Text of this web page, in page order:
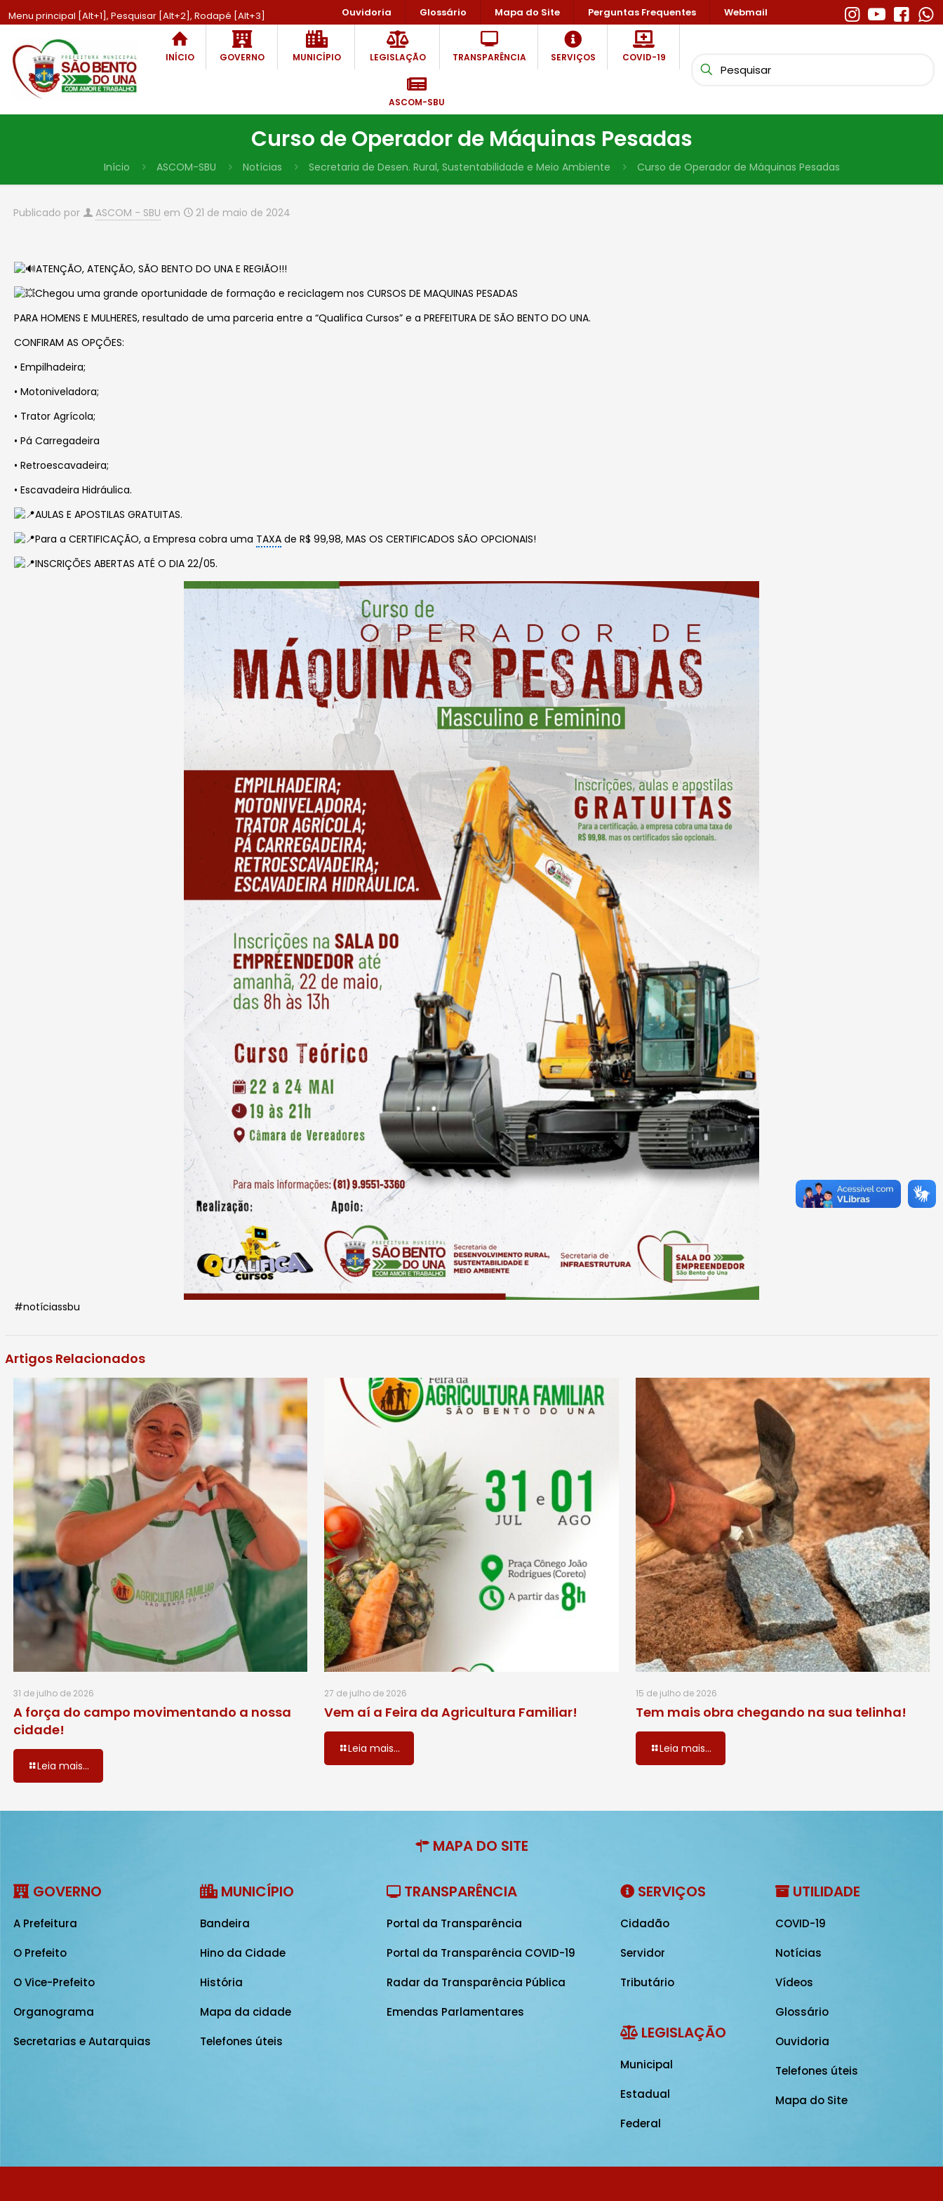
Menu principal [Alt+1], Pesquisar [Alt+2], Rodapé [Alt+3] Ouvidoria Glossário Mapa do Site Perguntas Frequentes Webmail
INÍCIO GOVERNO MUNICÍPIO LEGISLAÇÃO TRANSPARÊNCIA SERVIÇOS COVID-19
ASCOM-SBU
Curso de Operador de Máquinas Pesadas
Início ASCOM-SBU Notícias Secretaria de Desen. Rural, Sustentabilidade e Meio Ambiente Curso de Operador de Máquinas Pesadas
Publicado por ASCOM - SBU em 21 de maio de 2024
ATENÇÃO, ATENÇÃO, SÃO BENTO DO UNA E REGIÃO!!!
Chegou uma grande oportunidade de formação e reciclagem nos CURSOS DE MAQUINAS PESADAS
PARA HOMENS E MULHERES, resultado de uma parceria entre a “Qualifica Cursos” e a PREFEITURA DE SÃO BENTO DO UNA.
CONFIRAM AS OPÇÕES:
• Empilhadeira;
• Motoniveladora;
• Trator Agrícola;
• Pá Carregadeira
• Retroescavadeira;
• Escavadeira Hidráulica.
AULAS E APOSTILAS GRATUITAS.
Para a CERTIFICAÇÃO, a Empresa cobra uma TAXA de R$ 99,98, MAS OS CERTIFICADOS SÃO OPCIONAIS!
INSCRIÇÕES ABERTAS ATÉ O DIA 22/05.
#notíciassbu
Artigos Relacionados
31 de julho de 2026
A força do campo movimentando a nossa
cidade!
Leia mais...
27 de julho de 2026
Vem aí a Feira da Agricultura Familiar!
Leia mais...
15 de julho de 2026
Tem mais obra chegando na sua telinha!
Leia mais...
MAPA DO SITE
GOVERNO
A Prefeitura
O Prefeito
O Vice-Prefeito
Organograma
Secretarias e Autarquias
MUNICÍPIO
Bandeira
Hino da Cidade
História
Mapa da cidade
Telefones úteis
TRANSPARÊNCIA
Portal da Transparência
Portal da Transparência COVID-19
Radar da Transparência Pública
Emendas Parlamentares
SERVIÇOS
Cidadão
Servidor
Tributário
LEGISLAÇÃO
Municipal
Estadual
Federal
UTILIDADE
COVID-19
Notícias
Vídeos
Glossário
Ouvidoria
Telefones úteis
Mapa do Site